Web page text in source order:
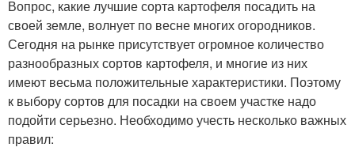
Вопрос, какие лучшие сорта картофеля посадить на
своей земле, волнует по весне многих огородников.
Сегодня на рынке присутствует огромное количество
разнообразных сортов картофеля, и многие из них
имеют весьма положительные характеристики. Поэтому
к выбору сортов для посадки на своем участке надо
подойти серьезно. Необходимо учесть несколько важных
правил: